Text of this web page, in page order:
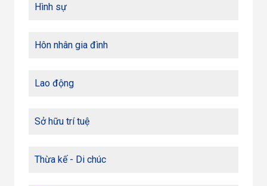
Hình sự
Hôn nhân gia đình
Lao động
Sở hữu trí tuệ
Thừa kế - Di chúc